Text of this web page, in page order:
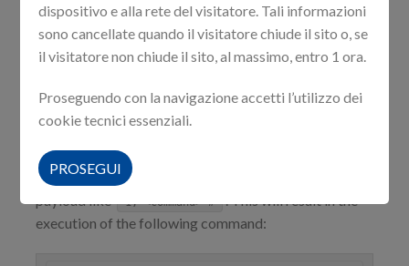
Host
: <target>
Content-Type
Content-Length
: 12
{"data":"1" }
Since the user input is not escaped, it is possible for an
attacker to concatenate OS commands by using a
payload like
1; <command> #
. This will result in the
execution of the following command:
dispositivo e alla rete del visitatore. Tali informazioni
sono cancellate quando il visitatore chiude il sito o, se
il visitatore non chiude il sito, al massimo, entro 1 ora.
Proseguendo con la navigazione accetti l’utilizzo dei
cookie tecnici essenziali.
PROSEGUI